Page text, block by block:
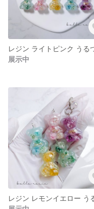
展示中